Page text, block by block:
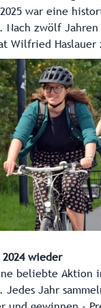
war eine
Nach zwölf Jahren
Wilfried Haslauer
im nach ihrer
Die
der
wieder
beliebte Aktion
Jedes Jahr